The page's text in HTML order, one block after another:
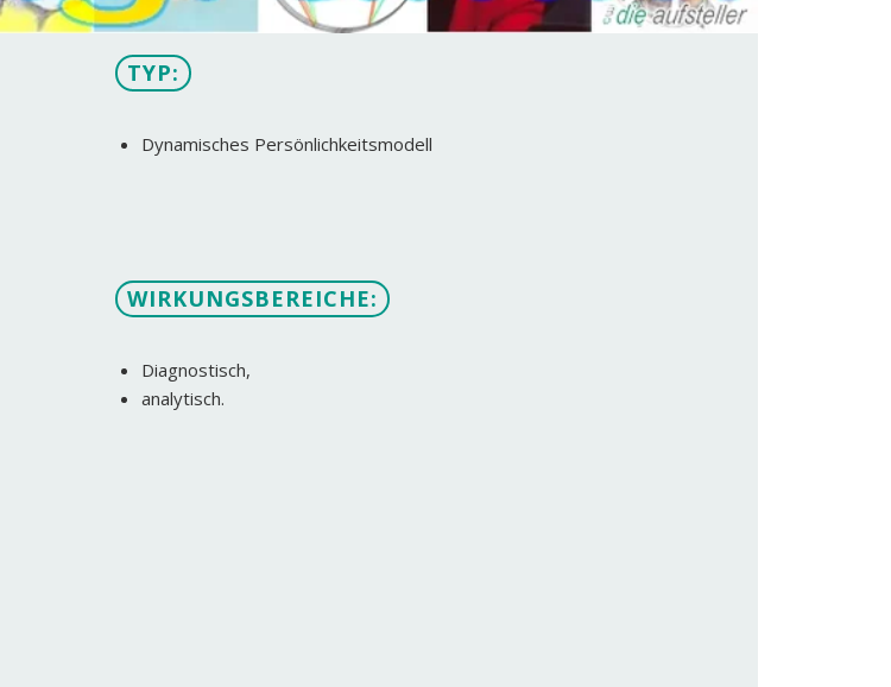
TYP:
Dynamisches Persönlichkeitsmodell
WIRKUNGSBEREICHE:
Diagnostisch,
analytisch.